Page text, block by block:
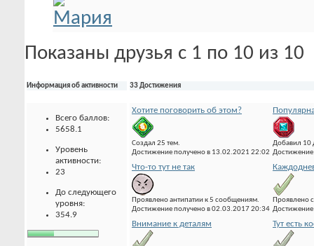
Показаны друзья с 1 по 10 из 10
Информация об активности
Всего баллов:
5658.1
Уровень
активности:
23
До следующего
уровня:
354.9
33 Достижения
Хотите поговорить об этом?
Создал 25 тем.
Достижение получено в 13.02.2021 22:02
Добавил 10
Что-то тут не так
Проявлено антипатии к 5 сообщениям.
Достижение получено в 02.03.2017 20:34
Проявлено
Внимание к деталям Тут есть